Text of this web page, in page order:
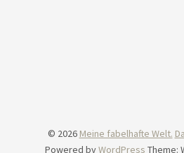
© 2026 Meine fabelhafte Welt.
Powered byWordPress Theme: